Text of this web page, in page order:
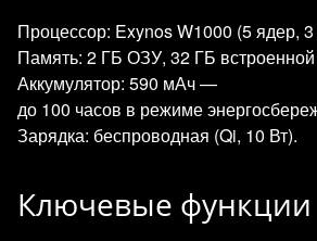
Процессор: Exynos W1000 (5 ядер,
Память: 2 ГБ ОЗУ, 32 ГБ
Аккумулятор: 590 мАч —
до 100 часов в режиме
Зарядка: беспроводная (Qi, 10 Вт).
Ключевые функции